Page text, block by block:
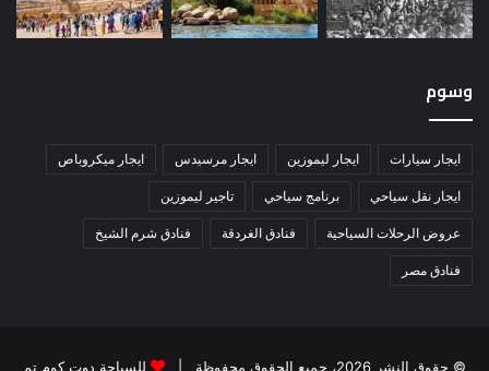
وسوم
ايجار سيارات ايجار ليموزين ايجار مرسيدس ايجار ميكروباص
ايجار نقل سياحي برنامج سياحي تاجير ليموزين
عروض الرحلات السياحية فنادق الغردقة فنادق شرم الشيخ
فنادق مصر
© حقوق النشر 2026، جميع الحقوق محفوظة | للسياحة دوت كوم تم